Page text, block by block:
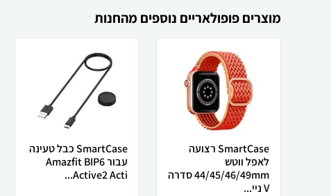
מוצרים פופולאריים נוספים מהחנות
SmartCase רצועה
לאפל ווטש
44/45/46/49mm סדרה
V ניי...
SmartCase כבל טעינה
עבור Amazfit BIP6
Active2 Acti...